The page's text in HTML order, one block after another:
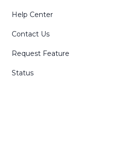
Help Center
Contact Us
Request Feature
Status